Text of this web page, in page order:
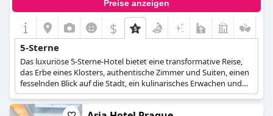
Preise anzeigen
$
5-Sterne
Das luxuriöse 5-Sterne-Hotel bietet eine transformative Reise,
das Erbe eines Klosters, authentische Zimmer und Suiten, einen
fesselnden Blick auf die Stadt, ein kulinarisches Erwachen und
ein einheimisches Spa-Retreat.